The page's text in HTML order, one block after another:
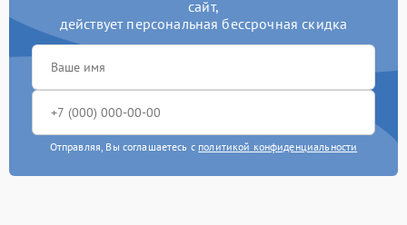
сайт,
действует персональная бессрочная скидка
Отправляя, Вы соглашаетесь с политикой конфиденциальности